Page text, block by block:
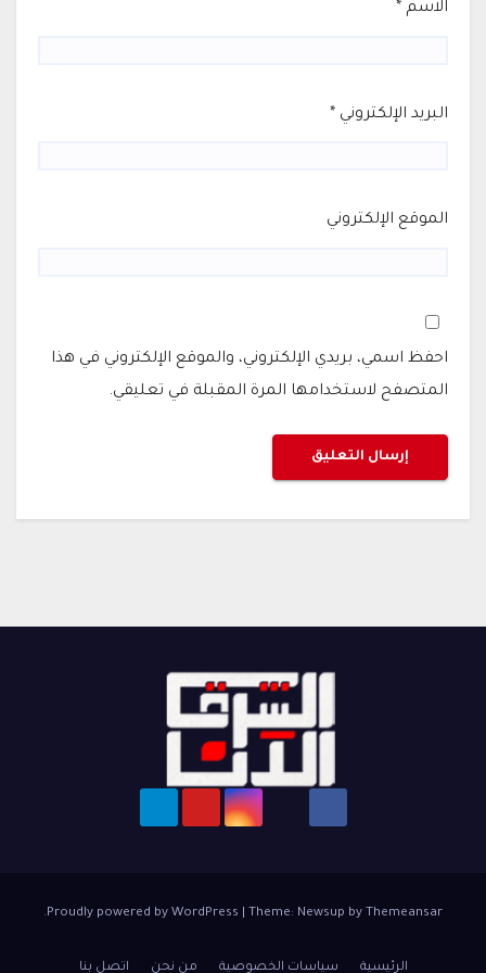
الاسم *
البريد الإلكتروني *
الموقع الإلكتروني
احفظ اسمي، بريدي الإلكتروني، والموقع الإلكتروني في هذا
المتصفح لاستخدامها المرة المقبلة في تعليقي.
Proudly powered by WordPress Theme: Newsup by Themeansar
.
الرئيسية سياسات الخصوصية من نحن اتصل بنا